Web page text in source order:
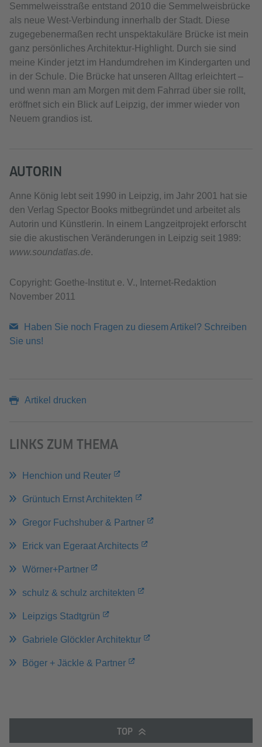
Semmelweisstraße entstand 2010 die Semmelweisbrücke
als neue West-Verbindung innerhalb der Stadt. Diese
zugegebenermaßen recht unspektakuläre Brücke ist mein
ganz persönliches Architektur-Highlight. Durch sie sind
meine Kinder jetzt im Handumdrehen im Kindergarten und
in der Schule. Die Brücke hat unseren Alltag erleichtert –
und wenn man am Morgen mit dem Fahrrad über sie rollt,
eröffnet sich ein Blick auf Leipzig, der immer wieder von
Neuem grandios ist.
AUTORIN
Anne König lebt seit 1990 in Leipzig, im Jahr 2001 hat sie
den Verlag Spector Books mitbegründet und arbeitet als
Autorin und Künstlerin. In einem Langzeitprojekt erforscht
sie die akustischen Veränderungen in Leipzig seit 1989:
www.soundatlas.de.
Copyright: Goethe-Institut e. V., Internet-Redaktion
November 2011
Haben Sie noch Fragen zu diesem Artikel? Schreiben
Sie uns!
Artikel drucken
LINKS ZUM THEMA
Henchion und Reuter
Grüntuch Ernst Architekten
Gregor Fuchshuber & Partner
Erick van Egeraat Architects
Wörner+Partner
schulz & schulz architekten
Leipzigs Stadtgrün
Gabriele Glöckler Architektur
Böger + Jäckle & Partner
TOP